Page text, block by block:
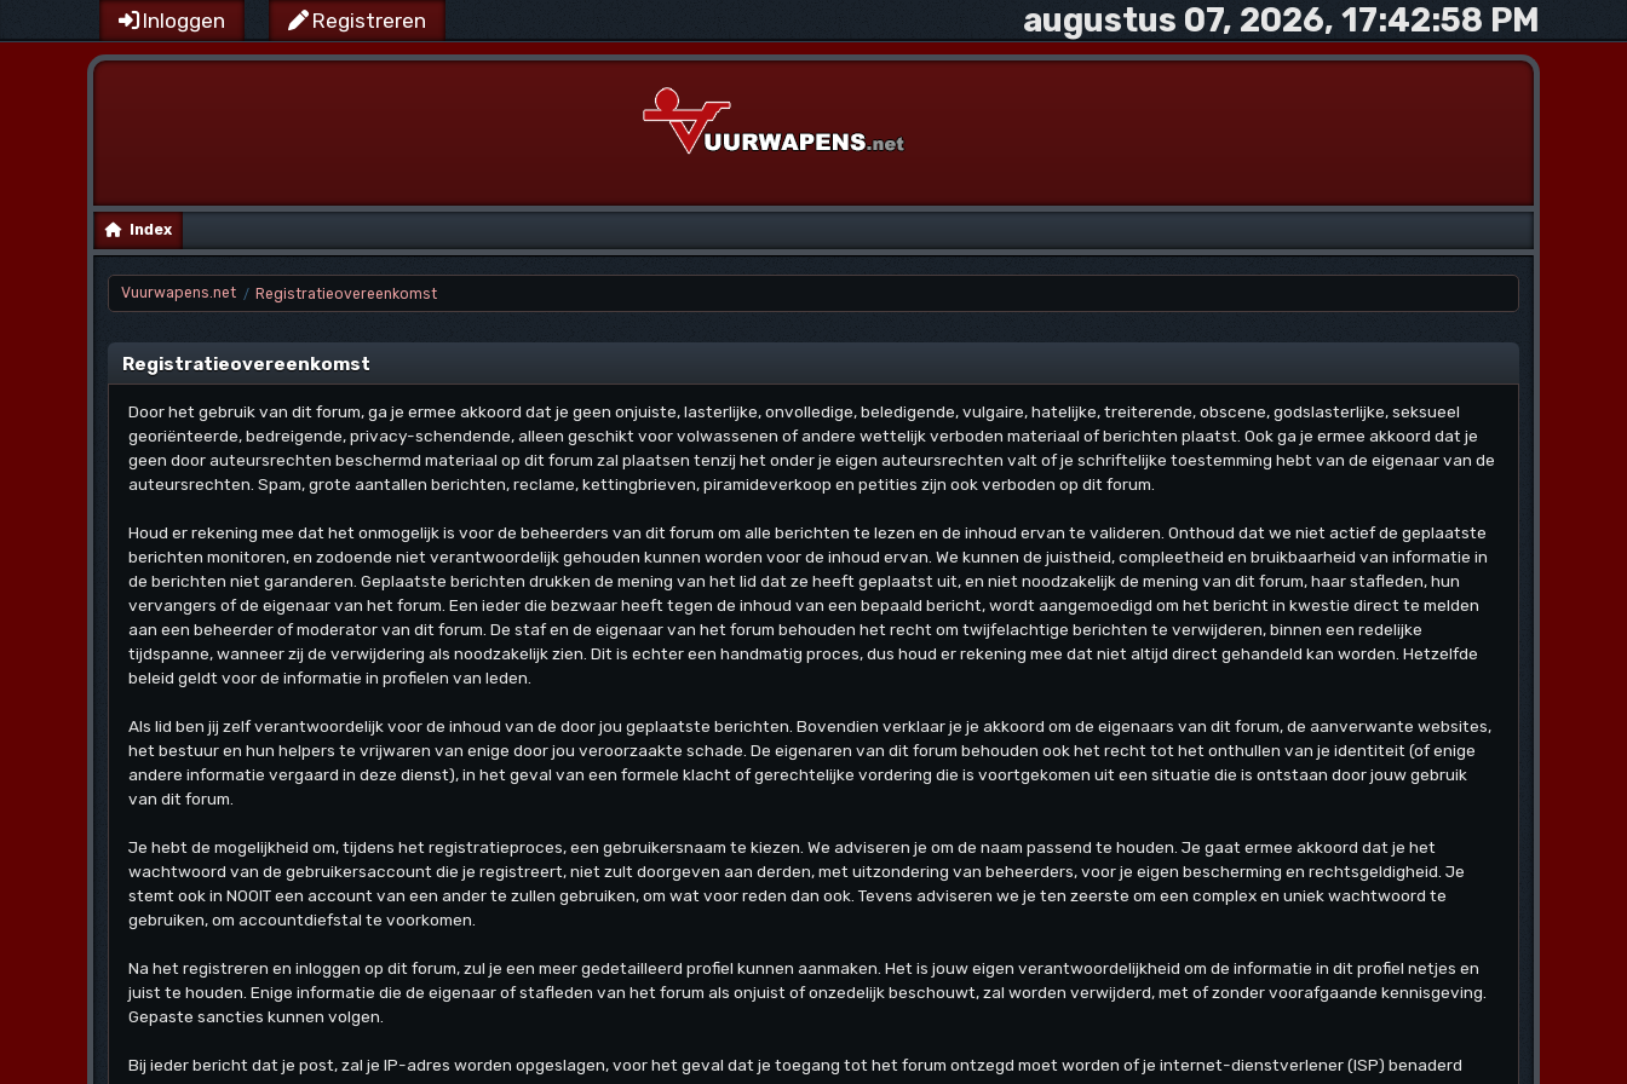
Inloggen Registreren augustus 07, 2026, 17:42:58 PM
Index
Vuurwapens.net / Registratieovereenkomst
Registratieovereenkomst
Door het gebruik van dit forum, ga je ermee akkoord dat je geen onjuiste, lasterlijke, onvolledige, beledigende, vulgaire, hatelijke, treiterende, obscene, godslasterlijke, seksueel
georiënteerde, bedreigende, privacy-schendende, alleen geschikt voor volwassenen of andere wettelijk verboden materiaal of berichten plaatst. Ook ga je ermee akkoord dat je
geen door auteursrechten beschermd materiaal op dit forum zal plaatsen tenzij het onder je eigen auteursrechten valt of je schriftelijke toestemming hebt van de eigenaar van de
auteursrechten. Spam, grote aantallen berichten, reclame, kettingbrieven, piramideverkoop en petities zijn ook verboden op dit forum.
Houd er rekening mee dat het onmogelijk is voor de beheerders van dit forum om alle berichten te lezen en de inhoud ervan te valideren. Onthoud dat we niet actief de geplaatste
berichten monitoren, en zodoende niet verantwoordelijk gehouden kunnen worden voor de inhoud ervan. We kunnen de juistheid, compleetheid en bruikbaarheid van informatie in
de berichten niet garanderen. Geplaatste berichten drukken de mening van het lid dat ze heeft geplaatst uit, en niet noodzakelijk de mening van dit forum, haar stafleden, hun
vervangers of de eigenaar van het forum. Een ieder die bezwaar heeft tegen de inhoud van een bepaald bericht, wordt aangemoedigd om het bericht in kwestie direct te melden
aan een beheerder of moderator van dit forum. De staf en de eigenaar van het forum behouden het recht om twijfelachtige berichten te verwijderen, binnen een redelijke
tijdspanne, wanneer zij de verwijdering als noodzakelijk zien. Dit is echter een handmatig proces, dus houd er rekening mee dat niet altijd direct gehandeld kan worden. Hetzelfde
beleid geldt voor de informatie in profielen van leden.
Als lid ben jij zelf verantwoordelijk voor de inhoud van de door jou geplaatste berichten. Bovendien verklaar je je akkoord om de eigenaars van dit forum, de aanverwante websites,
het bestuur en hun helpers te vrijwaren van enige door jou veroorzaakte schade. De eigenaren van dit forum behouden ook het recht tot het onthullen van je identiteit (of enige
andere informatie vergaard in deze dienst), in het geval van een formele klacht of gerechtelijke vordering die is voortgekomen uit een situatie die is ontstaan door jouw gebruik
van dit forum.
Je hebt de mogelijkheid om, tijdens het registratieproces, een gebruikersnaam te kiezen. We adviseren je om de naam passend te houden. Je gaat ermee akkoord dat je het
wachtwoord van de gebruikersaccount die je registreert, niet zult doorgeven aan derden, met uitzondering van beheerders, voor je eigen bescherming en rechtsgeldigheid. Je
stemt ook in NOOIT een account van een ander te zullen gebruiken, om wat voor reden dan ook. Tevens adviseren we je ten zeerste om een complex en uniek wachtwoord te
gebruiken, om accountdiefstal te voorkomen.
Na het registreren en inloggen op dit forum, zul je een meer gedetailleerd profiel kunnen aanmaken. Het is jouw eigen verantwoordelijkheid om de informatie in dit profiel netjes en
juist te houden. Enige informatie die de eigenaar of stafleden van het forum als onjuist of onzedelijk beschouwt, zal worden verwijderd, met of zonder voorafgaande kennisgeving.
Gepaste sancties kunnen volgen.
Bij ieder bericht dat je post, zal je IP-adres worden opgeslagen, voor het geval dat je toegang tot het forum ontzegd moet worden of je internet-dienstverlener (ISP) benaderd